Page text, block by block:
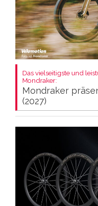
Das vielseitigste und
Mondraker:
Mondraker
(2027)